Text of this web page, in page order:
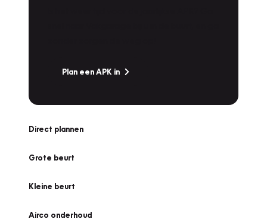
Plan een APK in
Direct plannen
Grote beurt
Kleine beurt
Airco onderhoud